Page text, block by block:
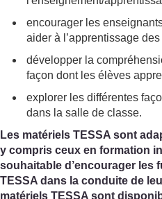
encourager les
aider à l’apprentissage
développer la
façon dont les élèves
explorer les différentes
dans la salle de classe.
Les matériels TESSA sont
y compris ceux en formation
souhaitable d’encourager les
TESSA dans la conduite de
matériels TESSA sont